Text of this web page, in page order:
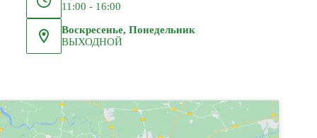
11:00 - 16:00
Воскресенье, Понедельник
ВЫХОДНОЙ